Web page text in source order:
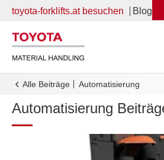
toyota-forklifts.at besuchen Blog
Alle Beiträge automatisierung
Automatisierung